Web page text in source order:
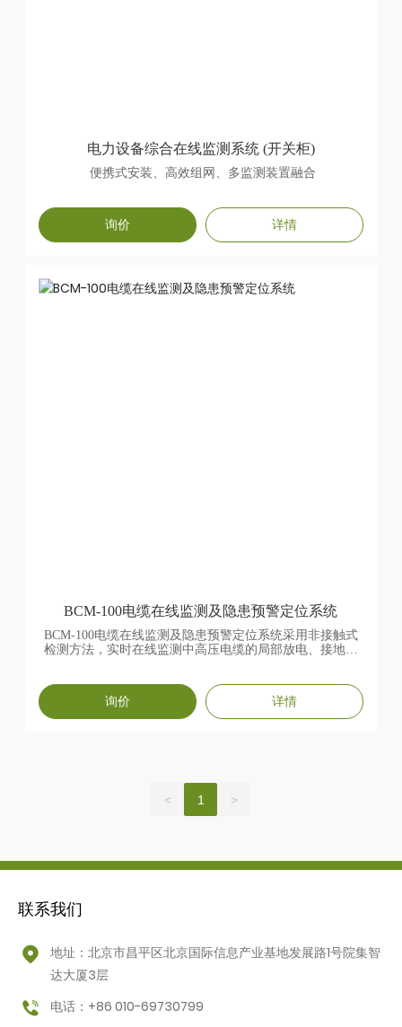
电力设备综合在线监测系统 (开关柜)
便携式安装、高效组网、多监测装置融合
询价 详情
BCM-100电缆在线监测及隐患预警定位系统
BCM-100电缆在线监测及隐患预警定位系统采用非接触式
检测方法，实时在线监测中高压电缆的局部放电、接地环
询价 详情
< 1 >
联系我们
地址：北京市昌平区北京国际信息产业基地发展路1号院集智
达大厦3层
电话：+86 010-69730799